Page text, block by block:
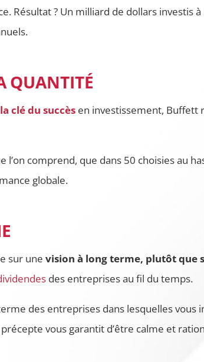
? Un milliard de dollars investis à
QUANTITÉ
clé du succès en investissement, Buffett
comprend, que dans 50 choisies au
globale.
sur unevision à long terme, plutôt que
des entreprises au fil du temps.
des entreprises dans lesquelles vous
vous garantit d’être calme et